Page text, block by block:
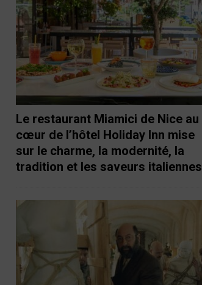
Le restaurant Miamici de Nice au
cœur de l’hôtel Holiday Inn mise
sur le charme, la modernité, la
tradition et les saveurs italiennes